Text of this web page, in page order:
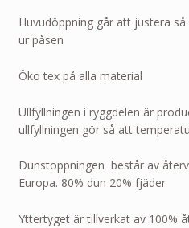
Huvudöppning går att justera
ur påsen
Öko tex på alla material
Ullfyllningen i ryggdelen är
ullfyllningen gör så att
Dunstoppningen består av
Europa. 80% dun 20% fjäder
Yttertyget är tillverkat av 100%